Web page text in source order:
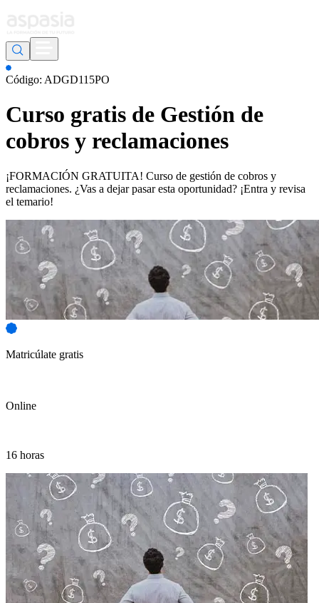
Código: ADGD115PO
Curso gratis de Gestión de
cobros y reclamaciones
¡FORMACIÓN GRATUITA! Curso de gestión de cobros y
reclamaciones. ¿Vas a dejar pasar esta oportunidad? ¡Entra y revisa
el temario!
Matricúlate gratis
Online
16 horas